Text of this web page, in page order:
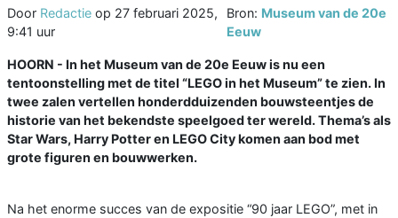
Door Redactie op 27 februari 2025,
9:41 uur
Bron: Museum van de 20e
Eeuw
HOORN - In het Museum van de 20e Eeuw is nu een
tentoonstelling met de titel “LEGO in het Museum” te zien. In
twee zalen vertellen honderdduizenden bouwsteentjes de
historie van het bekendste speelgoed ter wereld. Thema’s als
Star Wars, Harry Potter en LEGO City komen aan bod met
grote figuren en bouwwerken.
Na het enorme succes van de expositie “90 jaar LEGO”, met in